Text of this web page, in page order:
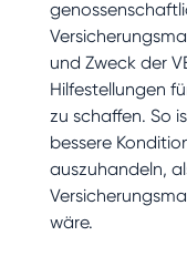
und Zweck der
Hilfestellungen
zu schaffen. So
bessere
auszuhandeln,
wäre.